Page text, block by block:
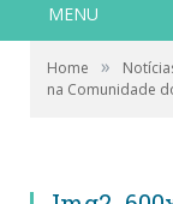
MENU
Home »
na Comunidade